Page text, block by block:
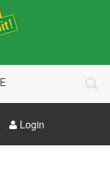
Login